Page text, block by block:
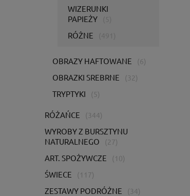
WIZERUNKI
PAPIEŻY
RÓŻNE
OBRAZY HAFTOWANE (6)
OBRAZKI SREBRNE (32)
TRYPTYKI (5)
RÓŻAŃCE (344)
WYROBY Z BURSZTYNU
NATURALNEGO
(27)
ART. SPOŻYWCZE (10)
ŚWIECE (117)
ZESTAWY PODRÓŻNE (34)
DO KOSZYKA